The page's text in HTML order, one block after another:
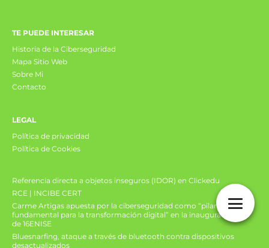
TE PUEDE INTERESAR
Historia de la Ciberseguridad
Mapa Sitio Web
Sobre Mi
Contacto
LEGAL
Política de privacidad
Política de Cookies
Referencia directa a objetos inseguros (IDOR) en Clickedu
RCE | INCIBE CERT
Carme Artigas apuesta por la ciberseguridad como “pilar
fundamental para la transformación digital” en la inauguración
de 16ENISE
Bluesnarfing, ataque a través de bluetooth contra dispositivos
desactualizados